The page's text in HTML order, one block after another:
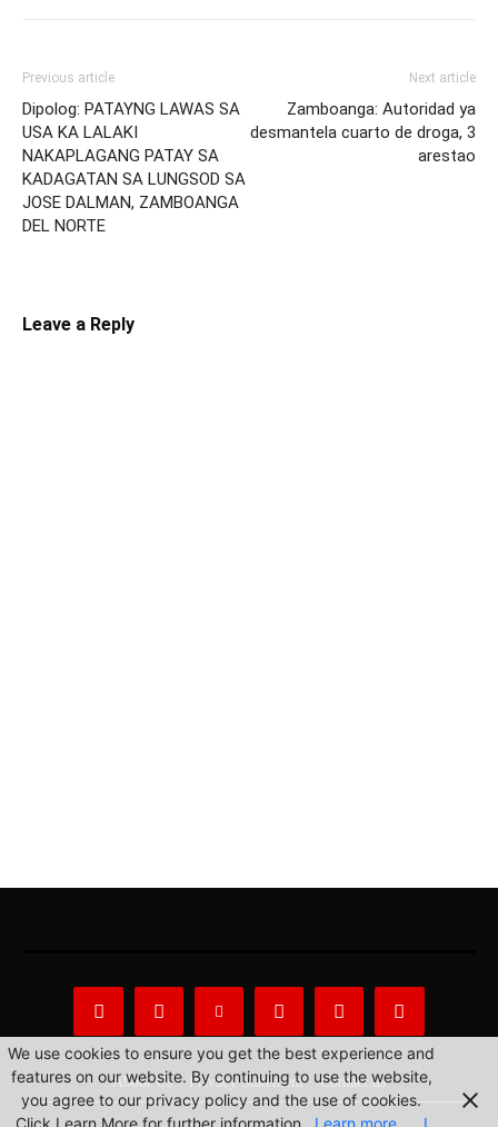
Previous article
Dipolog: PATAYNG LAWAS SA
USA KA LALAKI
NAKAPLAGANG PATAY SA
KADAGATAN SA LUNGSOD SA
JOSE DALMAN, ZAMBOANGA
DEL NORTE
Next article
Zamboanga: Autoridad ya
desmantela cuarto de droga, 3
arestao
Leave a Reply
About Us Privacy Statement Contact us
We use cookies to ensure you get the best experience and
features on our website. By continuing to use the website,
you agree to our privacy policy and the use of cookies.
Click Learn More for further information.
Learn more I